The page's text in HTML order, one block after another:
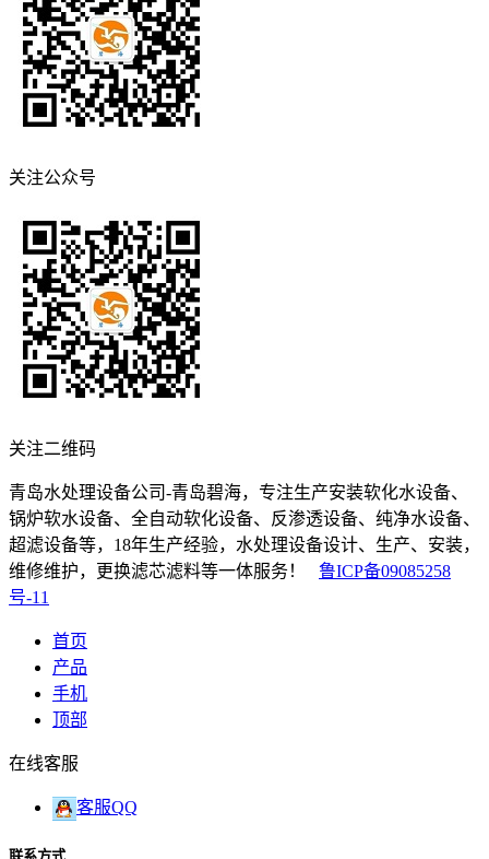
关注公众号
关注二维码
青岛水处理设备公司-青岛碧海，专注生产安装软化水设备、
锅炉软水设备、全自动软化设备、反渗透设备、纯净水设备、
超滤设备等，18年生产经验，水处理设备设计、生产、安装，
维修维护，更换滤芯滤料等一体服务！ 鲁ICP备09085258
号-11
首页
产品
手机
顶部
在线客服
客服QQ